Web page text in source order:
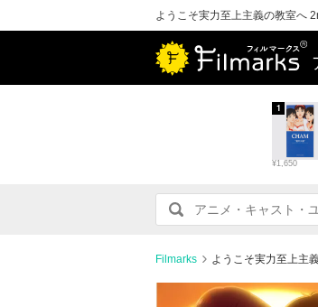
ようこそ実力至上主義の教室へ
¥1,650
1
Filmarks ようこそ実力至上主